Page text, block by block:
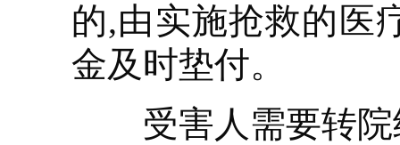
的,由实施抢救的医
金及时垫付。
受害人需要转院